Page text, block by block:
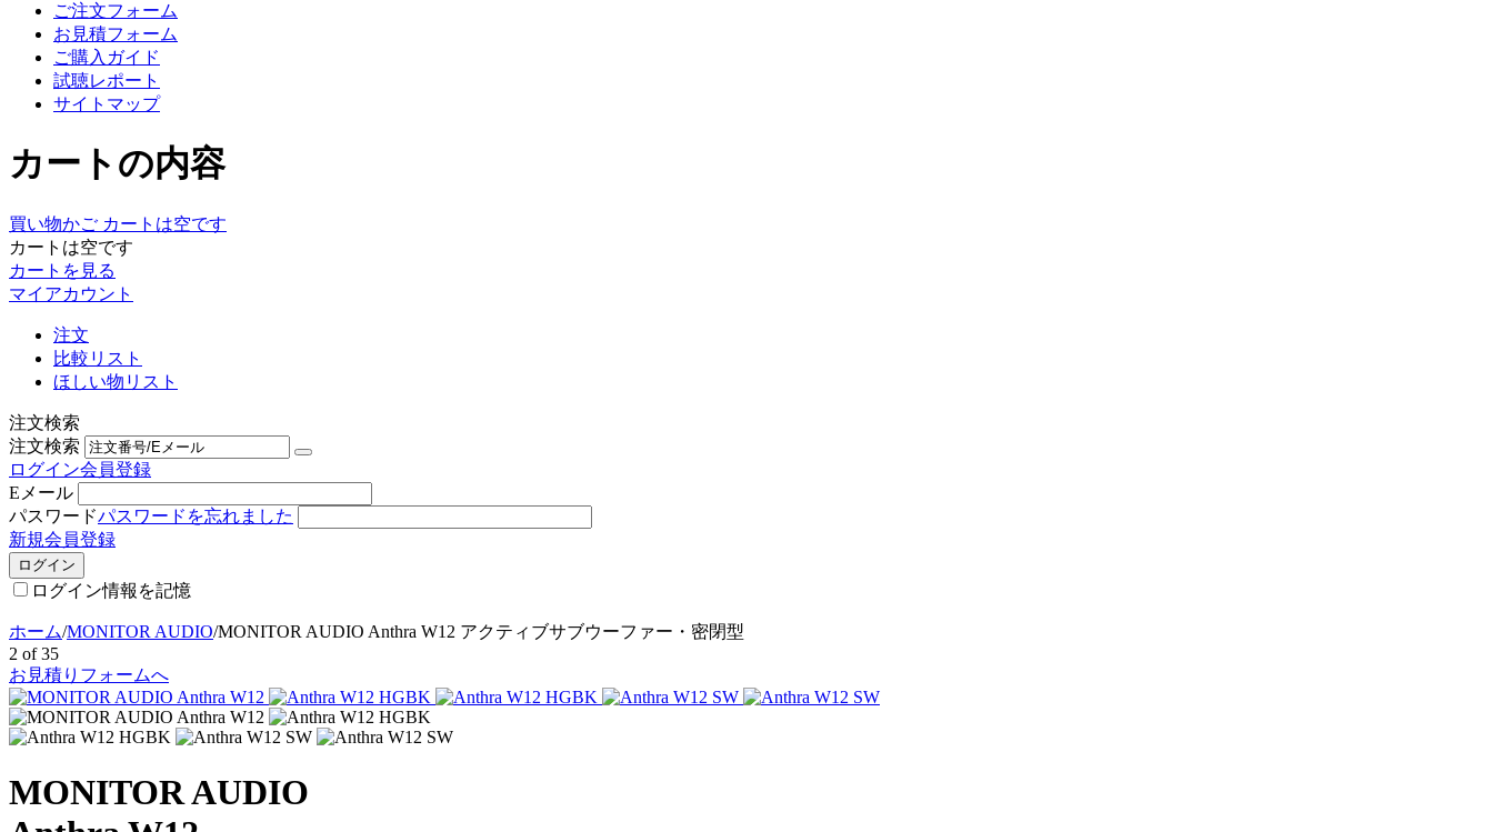
ご注文フォーム
お見積フォーム
ご購入ガイド
試聴レポート
サイトマップ
カートの内容
買い物かご カートは空です
カートは空です
カートを見る
マイアカウント
注文
比較リスト
ほしい物リスト
注文検索
注文検索
ログイン会員登録
Eメール
パスワードパスワードを忘れました
新規会員登録
ログイン
ログイン情報を記憶
ホーム/MONITOR AUDIO/MONITOR AUDIO Anthra W12 アクティブサブウーファー・密閉型
2 of 35
お見積りフォームへ
MONITOR AUDIO